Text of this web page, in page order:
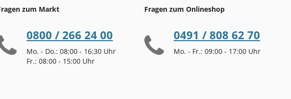
zum Markt
0800 / 266 24 00
Mo. - Do.: 08:00 - 16:30 Uhr
Fr.: 08:00 - 15:00 Uhr
Fragen zum Onlineshop
0491 / 808 62 70
Mo. - Fr.: 09:00 - 17:00 Uhr